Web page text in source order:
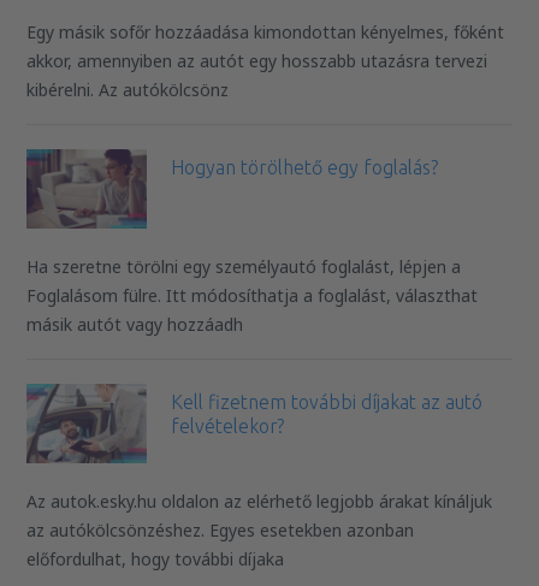
Egy másik sofőr hozzáadása kimondottan kényelmes, főként
akkor, amennyiben az autót egy hosszabb utazásra tervezi
kibérelni. Az autókölcsönz
Hogyan törölhető egy foglalás?
Ha szeretne törölni egy személyautó foglalást, lépjen a
Foglalásom fülre. Itt módosíthatja a foglalást, választhat
másik autót vagy hozzáadh
Kell fizetnem további díjakat az autó
felvételekor?
Az autok.esky.hu oldalon az elérhető legjobb árakat kínáljuk
az autókölcsönzéshez. Egyes esetekben azonban
előfordulhat, hogy további díjaka